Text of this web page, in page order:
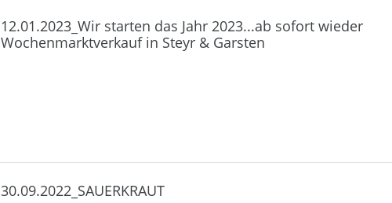
12.01.2023_Wir starten das Jahr 2023...ab sofort wieder
Wochenmarktverkauf in Steyr & Garsten
30.09.2022_SAUERKRAUT